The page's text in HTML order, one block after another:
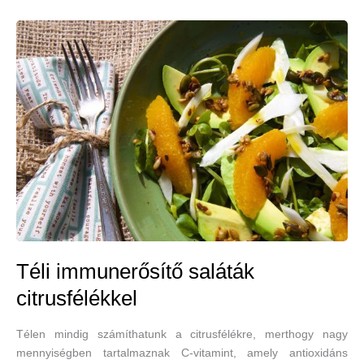
menta,
a
fahéj
és
a
kömény
Téli immunerősítő saláták
citrusfélékkel
Télen mindig számíthatunk a citrusfélékre, merthogy nagy
mennyiségben tartalmaznak C-vitamint, amely antioxidáns